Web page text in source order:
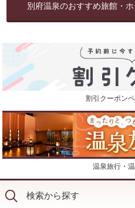
別府温泉のおすすめ旅館・
割引クーポン
温泉旅行・
検索から探す